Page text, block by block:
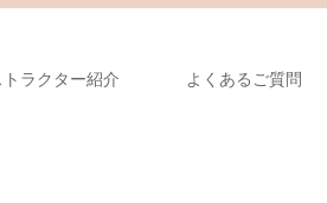
トラクター紹介 よくあるご質問